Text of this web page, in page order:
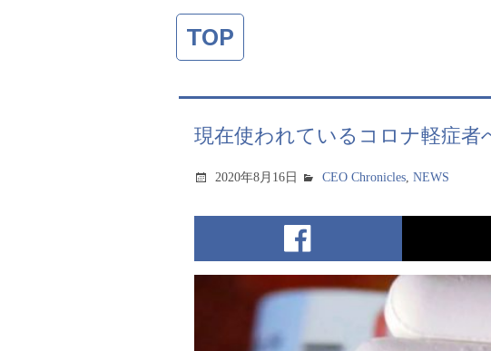
TOP
現在使われているコロナ軽症者
2020年8月16日 CEO Chronicles,NEWS